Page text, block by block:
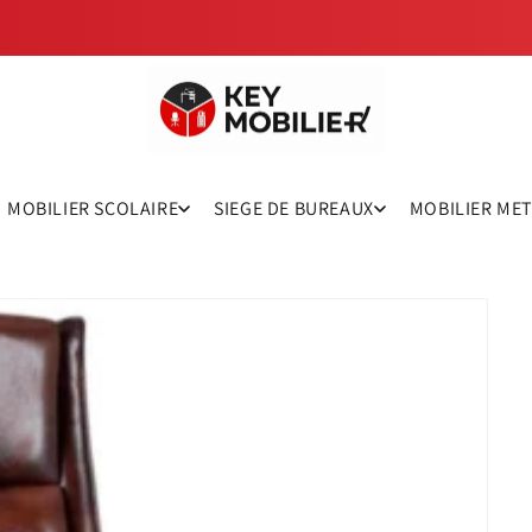
MOBILIER SCOLAIRE SIEGE DE BUREAUX MOBILIER